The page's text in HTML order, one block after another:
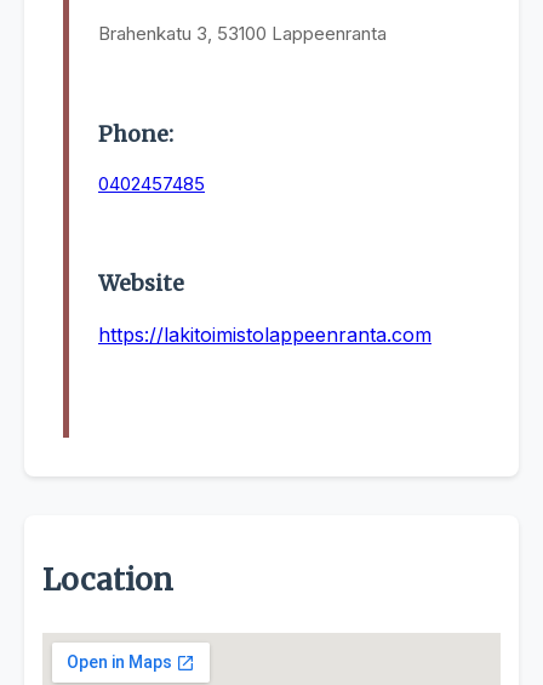
Brahenkatu 3, 53100 Lappeenranta
Phone:
0402457485
Website
https://lakitoimistolappeenranta.com
Location